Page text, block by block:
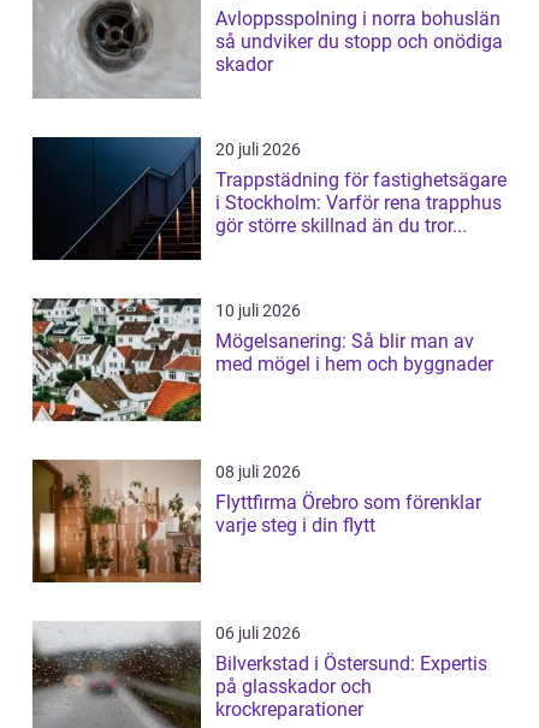
Avloppsspolning i norra bohuslän
så undviker du stopp och onödiga
skador
20 juli 2026
Trappstädning för fastighetsägare
i Stockholm: Varför rena trapphus
gör större skillnad än du tror...
10 juli 2026
Mögelsanering: Så blir man av
med mögel i hem och byggnader
08 juli 2026
Flyttfirma Örebro som förenklar
varje steg i din flytt
06 juli 2026
Bilverkstad i Östersund: Expertis
på glasskador och
krockreparationer